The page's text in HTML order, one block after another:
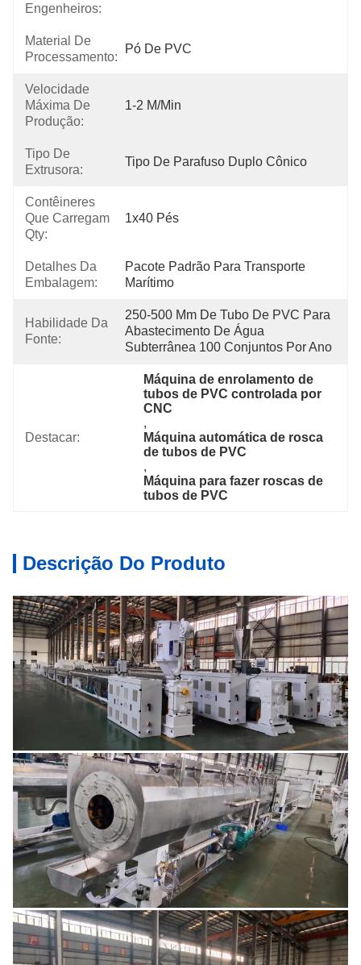
Engenheiros:
Material De
Processamento:
Pó De PVC
Velocidade
Máxima De
Produção:
1-2 M/min
Tipo De
Extrusora:
Tipo De Parafuso Duplo Cônico
Contêineres
Que Carregam
Qty:
1x40 Pés
Detalhes Da
Embalagem:
Pacote Padrão Para Transporte
Marítimo
Habilidade Da
Fonte:
250-500 Mm De Tubo De PVC Para
Abastecimento De Água
Subterrânea 100 Conjuntos Por Ano
Destacar:
Máquina de enrolamento de
tubos de PVC controlada por
CNC
,
Máquina automática de rosca
de tubos de PVC
,
Máquina para fazer roscas de
tubos de PVC
Descrição Do Produto